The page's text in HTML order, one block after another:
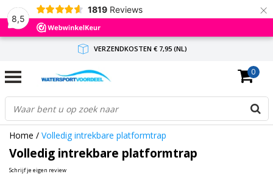
8,5
1819 Reviews ×
VERZENDKOSTEN € 7,95 (NL)
GRATIS VERZENDING(NL) VANAF € 65,-
BINNEN 1-3 WERKDAGEN ANTWOORD
0
Home / Volledig intrekbare platformtrap
Volledig intrekbare platformtrap
Schrijf je eigen review